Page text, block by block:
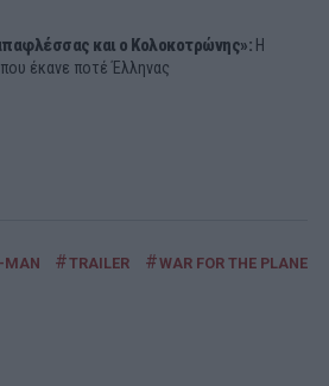
και ο Κολοκοτρώνης»: Η
έκανε ποτέ Έλληνας
MAN #TRAILER #WAR FOR THE PLANET